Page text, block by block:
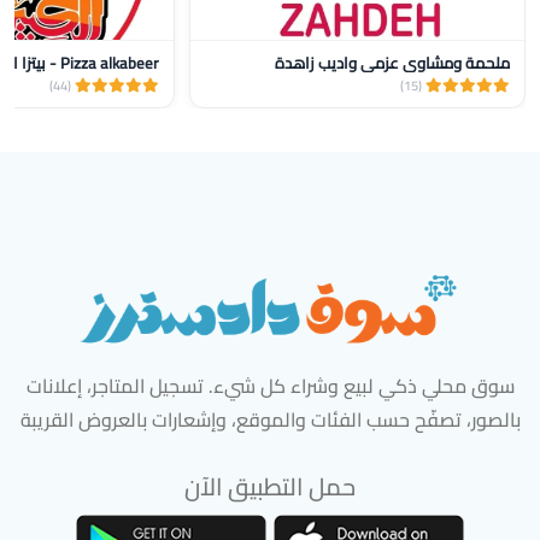
ملحمة ومشاوي عزمي واديب زاهدة
(15)
Pizza alkabeer - بيتزا الكبير
(44)
سوق محلي ذكي لبيع وشراء كل شيء. تسجيل المتاجر، إعلانات
بالصور، تصفّح حسب الفئات والموقع، وإشعارات بالعروض القريبة
حمل التطبيق الآن